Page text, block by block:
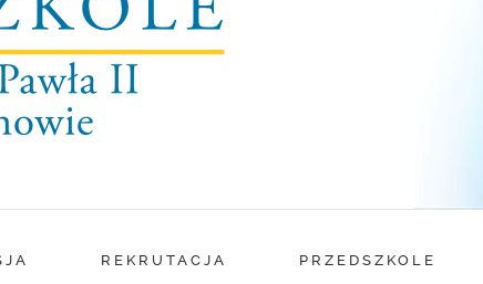
REKRUTACJA PRZEDSZKOLE